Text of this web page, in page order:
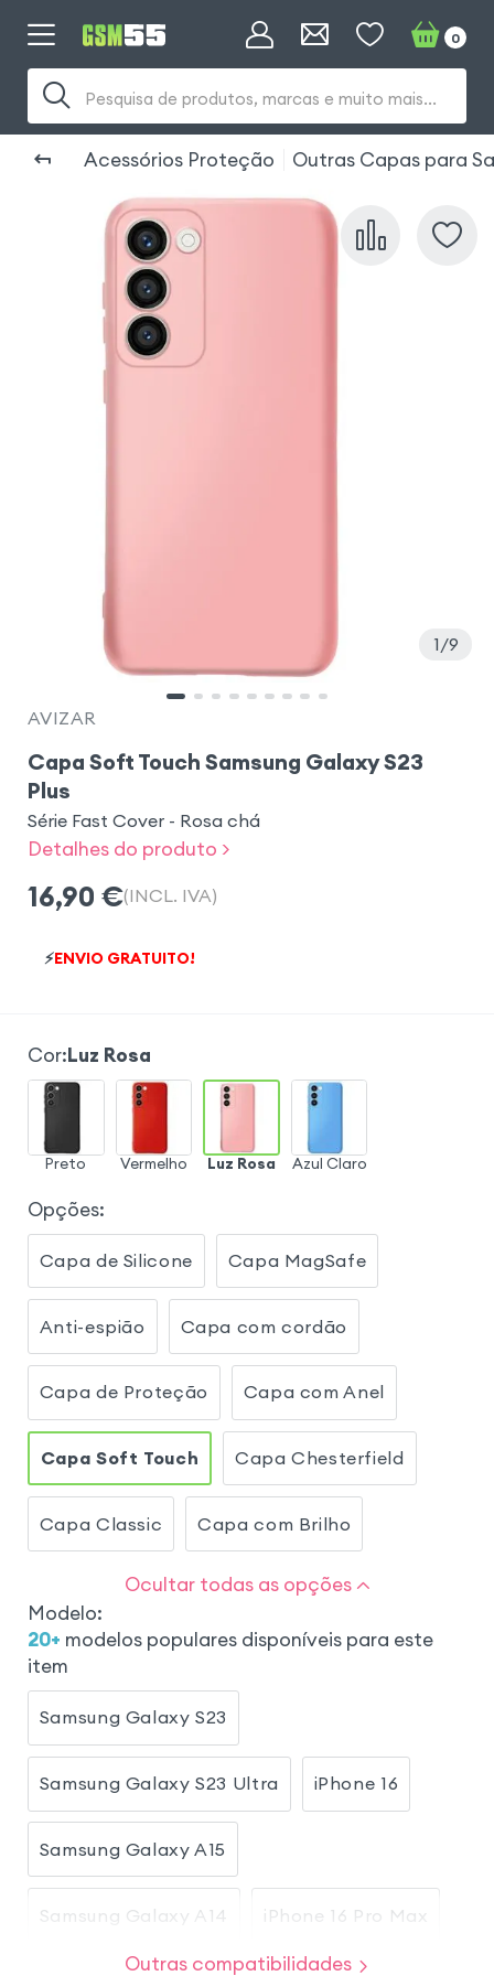
Pesquisa de produtos, marcas e muito mais...
0
Acessórios Proteção Outras Capas para
1 9
AVIZAR
Capa Soft Touch Samsung Galaxy S23
Plus
Série Fast Cover - Rosa chá
Detalhes do produto >
16,90 €(INCL. IVA)
⚡ENVIO GRATUITO!
Cor:Luz Rosa
Preto Vermelho Luz Rosa Azul Claro
Opções:
Capa de Silicone Capa MagSafe
Anti-espião Capa com cordão
Capa de Proteção Capa com Anel
Capa Soft Touch Capa Chesterfield
Capa Classic Capa com Brilho
Ocultar todas as opções
Modelo:
20+ modelos populares disponíveis para este
item
Samsung Galaxy S23
Samsung Galaxy S23 Ultra iPhone 16
Samsung Galaxy A15
Samsung Galaxy A14 iPhone 16 Pro Max
Outras compatibilidades